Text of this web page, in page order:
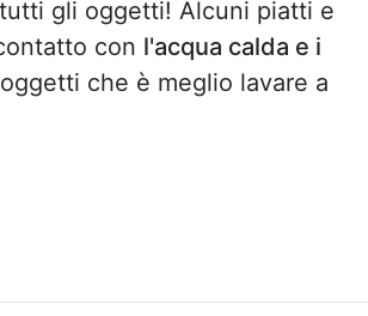
gli oggetti! Alcuni piatti e
con l'acqua calda e i
che è meglio lavare a